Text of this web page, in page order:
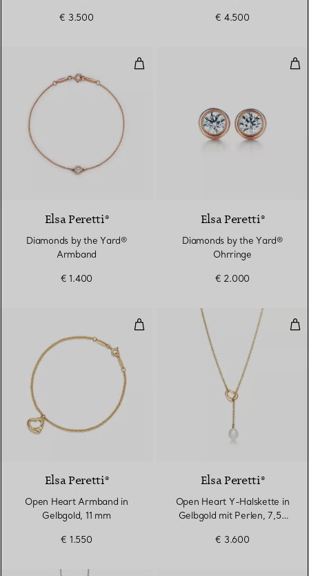
€ 3.500 € 4.500
Diamonds by the Yard®
Elsa Peretti®
Diamonds by the Yard®
Armband
€ 1.400
Elsa Peretti®
Diamonds by the Yard®
Ohrringe
€ 2.000
Open Heart Armband in
2 Materialien
Elsa Peretti®
Open Heart Armband in
Gelbgold, 11 mm
€ 1.550
Elsa Peretti®
Open Heart Y-Halskette in
Gelbgold mit Perlen, 7,5–
€ 3.600